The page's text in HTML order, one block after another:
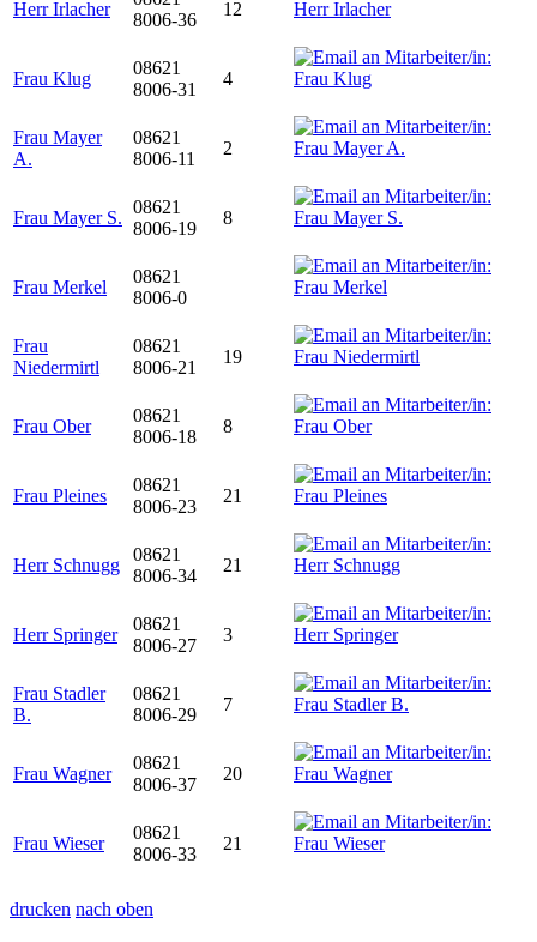
Herr Irlacher
8006-36
12
Frau Klug
08621
8006-31
4
Frau Mayer
A.
08621
8006-11
2
Frau Mayer S.
08621
8006-19
8
Frau Merkel
08621
8006-0
Frau
Niedermirtl
08621
8006-21
19
Frau Ober
08621
8006-18
8
Frau Pleines
08621
8006-23
21
Herr Schnugg
08621
8006-34
21
Herr Springer
08621
8006-27
3
Frau Stadler
B.
08621
8006-29
7
Frau Wagner
08621
8006-37
20
Frau Wieser
08621
8006-33
21
drucken nach oben